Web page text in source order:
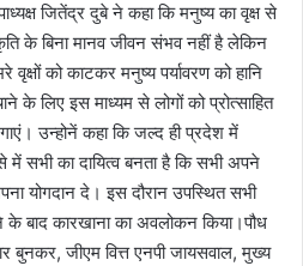
जितेंद्र दुबे ने कहा कि मनुष्य का वृक्ष से
के बिना मानव जीवन संभव नहीं है लेकिन
को काटकर मनुष्य पर्यावरण को हानि
के लिए इस माध्यम से लोगों को प्रोत्साहित
उन्होनें कहा कि जल्द ही प्रदेश में
सभी का दायित्व बनता है कि सभी अपने
योगदान दे। इस दौरान उपस्थित सभी
के बाद कारखाना का अवलोकन किया।पौध
बुनकर, जीएम वित्त एनपी जायसवाल, मुख्य